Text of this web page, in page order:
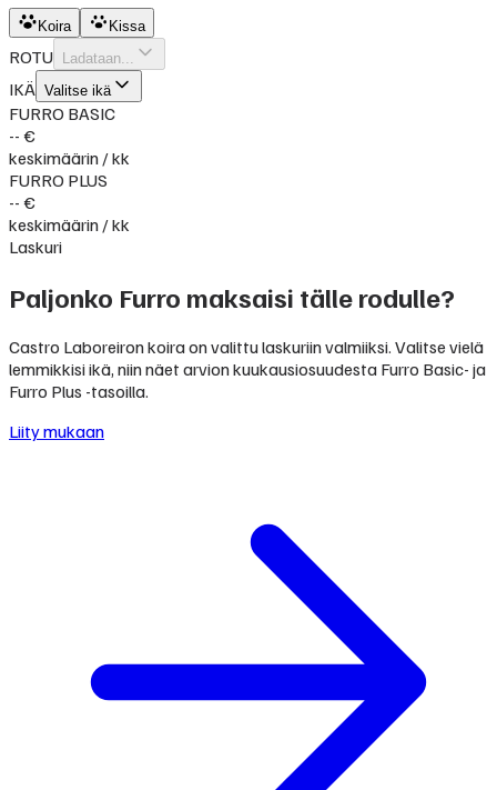
Koira Kissa
ROTU Ladataan...
IKÄ Valitse ikä
FURRO BASIC
-- €
keskimäärin / kk
FURRO PLUS
-- €
keskimäärin / kk
Laskuri
Paljonko Furro maksaisi tälle rodulle?
Castro Laboreiron koira on valittu laskuriin valmiiksi. Valitse vielä
lemmikkisi ikä, niin näet arvion kuukausiosuudesta Furro Basic- ja
Furro Plus -tasoilla.
Liity mukaan